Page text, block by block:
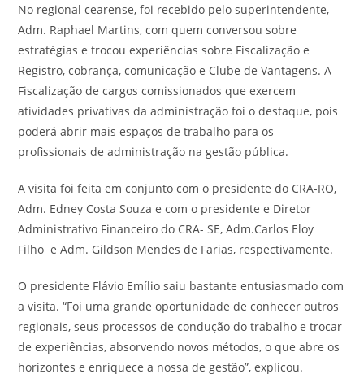
No regional cearense, foi recebido pelo superintendente,
Adm. Raphael Martins, com quem conversou sobre
estratégias e trocou experiências sobre Fiscalização e
Registro, cobrança, comunicação e Clube de Vantagens. A
Fiscalização de cargos comissionados que exercem
atividades privativas da administração foi o destaque, pois
poderá abrir mais espaços de trabalho para os
profissionais de administração na gestão pública.
A visita foi feita em conjunto com o presidente do CRA-RO,
Adm. Edney Costa Souza e com o presidente e Diretor
Administrativo Financeiro do CRA- SE, Adm.Carlos Eloy
Filho e Adm. Gildson Mendes de Farias, respectivamente.
O presidente Flávio Emílio saiu bastante entusiasmado com
a visita. “Foi uma grande oportunidade de conhecer outros
regionais, seus processos de condução do trabalho e trocar
de experiências, absorvendo novos métodos, o que abre os
horizontes e enriquece a nossa de gestão”, explicou.